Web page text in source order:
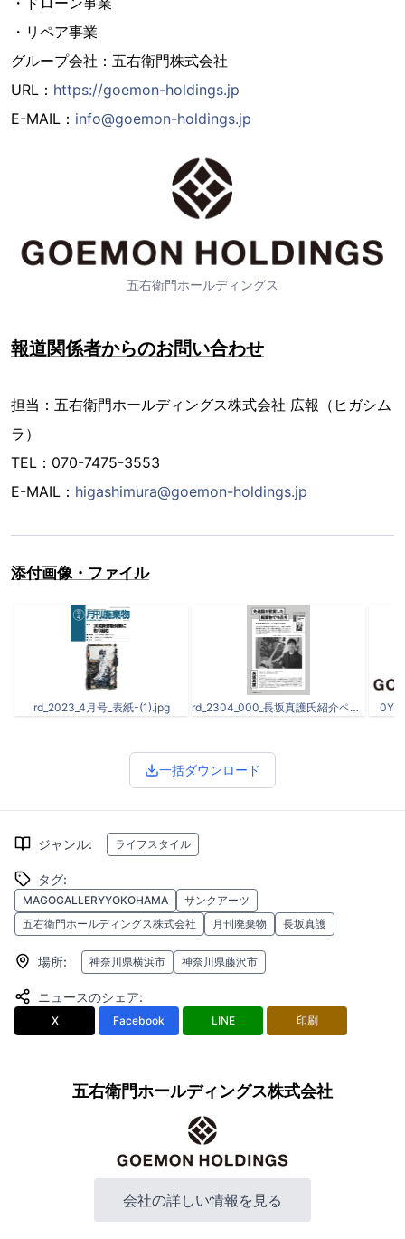
・リペア事業
グループ会社：五右衛門株式会社
URL： https://goemon-holdings.jp
E-MAIL： info@goemon-holdings.jp
五右衛門ホールディングス
報道関係者からのお問い合わせ
担当：五右衛門ホールディングス株式会社 広報（ヒガシム
ラ）
TEL：070-7475-3553
E-MAIL： higashimura@goemon-holdings.jp
添付画像・ファイル
rd_2023_4月号_表紙-(1).jpg rd_2304_000_長坂真護氏紹介ページ (1).jpg
一括ダウンロード
ジャンル: ライフスタイル
タグ:
MAGOGALLERYYOKOHAMA
サンクアーツ
五右衛門ホールディングス株式会社
月刊廃棄物 長坂真護
場所: 神奈川県横浜市 神奈川県藤沢市
ニュースのシェア:
X Facebook LINE 印刷
五右衛門ホールディングス株式会社
会社の詳しい情報を見る